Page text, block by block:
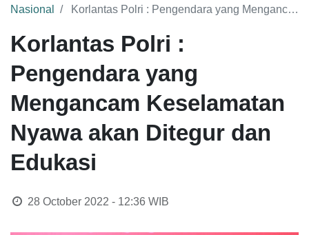
Nasional Korlantas Polri : Pengendara yang Mengancam Keselamatan Nyawa akan Ditegur dan Edukasi
Korlantas Polri :
Pengendara yang
Mengancam Keselamatan
Nyawa akan Ditegur dan
Edukasi
28 October 2022 - 12:36WIB